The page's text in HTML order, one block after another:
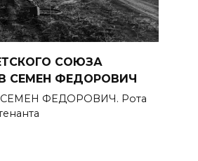
СОЮЗА
СЕМЕН ФЕДОРОВИЧ
ФЕДОРОВИЧ. Рота